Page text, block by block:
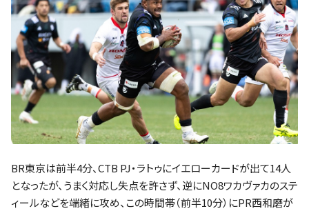
BR東京は前半4分、CTB PJ・ラトゥにイエローカードが出て14人
となったが、うまく対応し失点を許さず、逆にNO8ワカヴァカのステ
ィールなどを端緒に攻め、この時間帯（前半10分）にPR西和磨が